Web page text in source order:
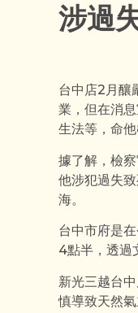
涉過
台中店2月釀
業，但在消
生法等，命
據了解，檢
他涉犯過失
海。
台中市府是
4點半，透過
新光三越台
慎導致天然